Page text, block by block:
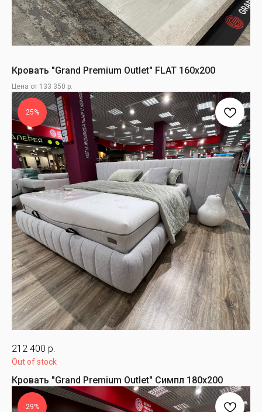
Кровать "Grand Premium Outlet" FLAT 160х200
Цена от 133 350 р.
25%
212 400 р.
Out of stock
Кровать "Grand Premium Outlet" Симпл 180х200
29%